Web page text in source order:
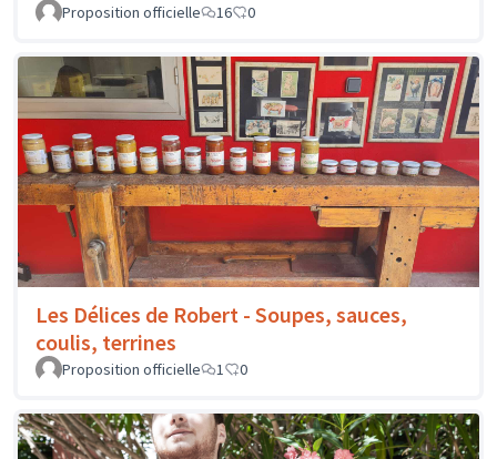
Proposition officielle 16 0
Les Délices de Robert - Soupes, sauces,
coulis, terrines
Proposition officielle 1 0